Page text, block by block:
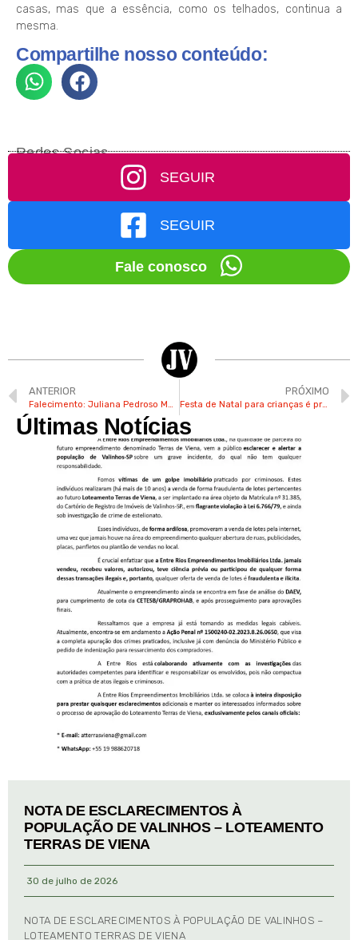
casas, mas que a essência, como os telhados, continua a
mesma.
Compartilhe nosso conteúdo:
Redes Socias
SEGUIR
SEGUIR
Fale conosco
ANTERIOR
Falecimento: Juliana Pedroso Mateus da Silva
PRÓXIMO
Festa de Natal para crianças é promovida pela GCM de Valinhos nesta 6ª
Últimas Notícias
NOTA DE ESCLARECIMENTOS À
POPULAÇÃO DE VALINHOS – LOTEAMENTO
TERRAS DE VIENA
30 de julho de 2026
NOTA DE ESCLARECIMENTOS À POPULAÇÃO DE VALINHOS –
LOTEAMENTO TERRAS DE VIENA